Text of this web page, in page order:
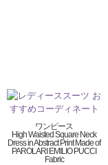
ワンピース
High Waisted Square Neck
Dress in Abstract Print Made of
PAROLARI EMILIO PUCCI
Fabric